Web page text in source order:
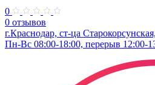
0
0 отзывов
г.Краснодар, ст-ца
Пн-Вс 08:00-18:00, перерыв 12:00-